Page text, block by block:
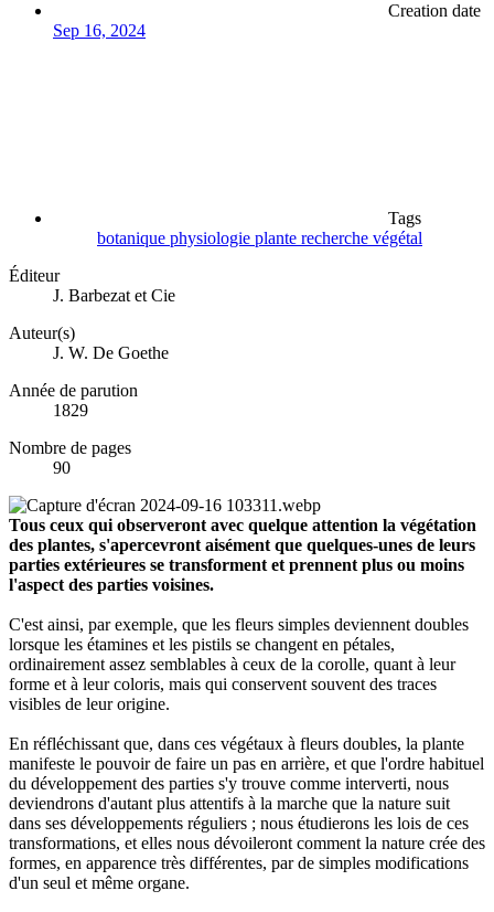
Creation date
Sep 16, 2024
Tags
botanique physiologie plante recherche végétal
Éditeur
J. Barbezat et Cie
Auteur(s)
J. W. De Goethe
Année de parution
1829
Nombre de pages
90
Tous ceux qui observeront avec quelque attention la végétation
des plantes, s'apercevront aisément que quelques-unes de leurs
parties extérieures se transforment et prennent plus ou moins
l'aspect des parties voisines.
C'est ainsi, par exemple, que les fleurs simples deviennent doubles
lorsque les étamines et les pistils se changent en pétales,
ordinairement assez semblables à ceux de la corolle, quant à leur
forme et à leur coloris, mais qui conservent souvent des traces
visibles de leur origine.
En réfléchissant que, dans ces végétaux à fleurs doubles, la plante
manifeste le pouvoir de faire un pas en arrière, et que l'ordre habituel
du développement des parties s'y trouve comme interverti, nous
deviendrons d'autant plus attentifs à la marche que la nature suit
dans ses développements réguliers ; nous étudierons les lois de ces
transformations, et elles nous dévoileront comment la nature crée des
formes, en apparence très différentes, par de simples modifications
d'un seul et même organe.